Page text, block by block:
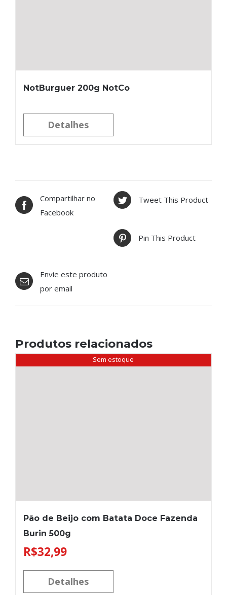
NotBurguer 200g NotCo
Detalhes
Compartilhar no
Facebook
Tweet This Product
Pin This Product
Envie este produto
por email
Produtos relacionados
Sem estoque
Pão de Beijo com Batata Doce Fazenda
Burin 500g
R$32,99
Detalhes